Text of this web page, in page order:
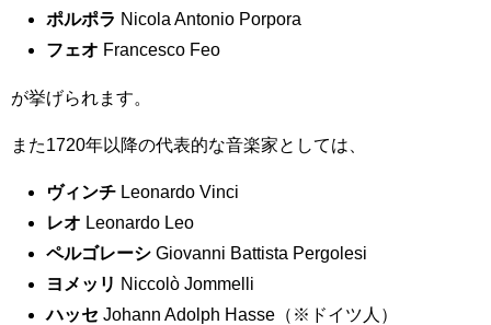
ポルポラ Nicola Antonio Porpora
フェオ Francesco Feo
が挙げられます。
また1720年以降の代表的な音楽家としては、
ヴィンチ Leonardo Vinci
レオ Leonardo Leo
ペルゴレーシ Giovanni Battista Pergolesi
ヨメッリ Niccolò Jommelli
ハッセ Johann Adolph Hasse（※ドイツ人）